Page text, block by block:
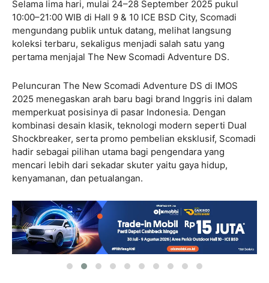
Selama lima hari, mulai 24–28 September 2025 pukul
10:00–21:00 WIB di Hall 9 & 10 ICE BSD City, Scomadi
mengundang publik untuk datang, melihat langsung
koleksi terbaru, sekaligus menjadi salah satu yang
pertama menjajal The New Scomadi Adventure DS.
Peluncuran The New Scomadi Adventure DS di IMOS
2025 menegaskan arah baru bagi brand Inggris ini dalam
memperkuat posisinya di pasar Indonesia. Dengan
kombinasi desain klasik, teknologi modern seperti Dual
Shockbreaker, serta promo pembelian eksklusif, Scomadi
hadir sebagai pilihan utama bagi pengendara yang
mencari lebih dari sekadar skuter yaitu gaya hidup,
kenyamanan, dan petualangan.